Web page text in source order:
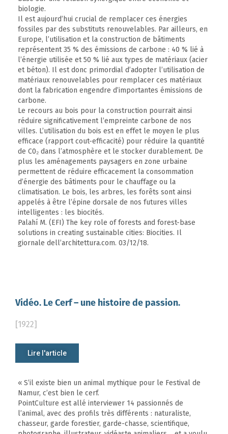
biologie.
Il est aujourd’hui crucial de remplacer ces énergies
fossiles par des substituts renouvelables. Par ailleurs, en
Europe, l’utilisation et la construction de bâtiments
représentent 35 % des émissions de carbone : 40 % lié à
l’énergie utilisée et 50 % lié aux types de matériaux (acier
et béton). Il est donc primordial d’adopter l’utilisation de
matériaux renouvelables pour remplacer ces matériaux
dont la fabrication engendre d’importantes émissions de
carbone.
Le recours au bois pour la construction pourrait ainsi
réduire significativement l’empreinte carbone de nos
villes. L’utilisation du bois est en effet le moyen le plus
efficace (rapport cout-efficacité) pour réduire la quantité
de C0₂ dans l’atmosphère et le stocker durablement. De
plus les aménagements paysagers en zone urbaine
permettent de réduire efficacement la consommation
d’énergie des bâtiments pour le chauffage ou la
climatisation. Le bois, les arbres, les forêts sont ainsi
appelés à être l’épine dorsale de nos futures villes
intelligentes : les biocités.
Palahí M. (EFI) The key role of forests and forest-base
solutions in creating sustainable cities: Biocities. Il
giornale dell’architettura.com. 03/12/18.
Vidéo. Le Cerf – une histoire de passion.
[1922]
Lire l'article
« S’il existe bien un animal mythique pour le Festival de
Namur, c’est bien le cerf.
PointCulture est allé interviewer 14 passionnés de
l’animal, avec des profils très différents : naturaliste,
chasseur, garde forestier, garde-chasse, scientifique,